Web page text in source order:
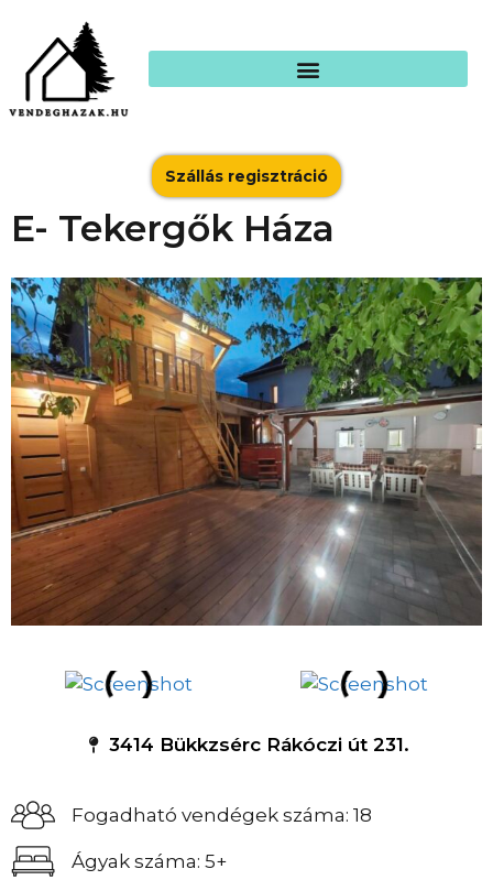
Szállás regisztráció
E- Tekergők Háza
3414 Bükkzsérc Rákóczi út 231.
Fogadható vendégek száma: 18
Ágyak száma: 5+